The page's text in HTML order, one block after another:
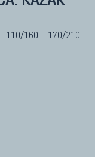
| 110/160 - 170/210